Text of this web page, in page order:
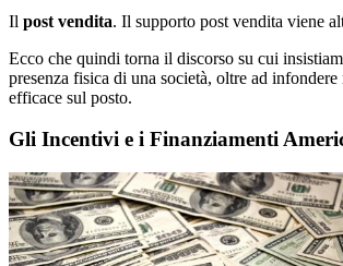
Il post vendita. Il supporto post vendita viene
Ecco che quindi torna il discorso su cui
presenza fisica di una società, oltre ad
efficace sul posto.
Gli Incentivi e i Finanziamenti